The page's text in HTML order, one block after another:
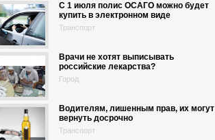
С 1 июля полис ОСАГО можно будет
купить в электронном виде
Транспорт
Врачи не хотят выписывать
российские лекарства?
Город
Водителям, лишенным прав, их могут
вернуть досрочно
Транспорт